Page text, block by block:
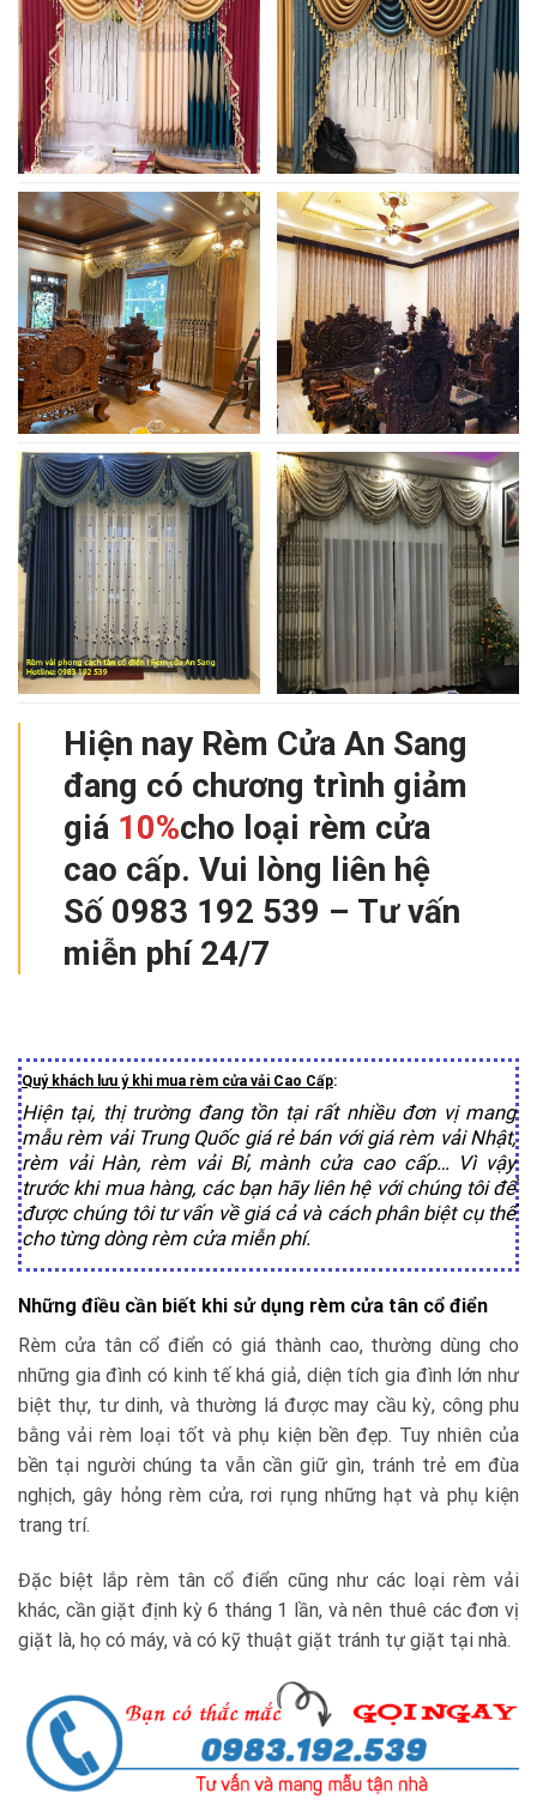
Hiện nay Rèm Cửa An Sang
đang có chương trình giảm
giá 10%cho loại rèm cửa
cao cấp. Vui lòng liên hệ
Số 0983 192 539 – Tư vấn
miễn phí 24/7
Quý khách lưu ý khi mua rèm cửa vải Cao Cấp:
Hiện tại, thị trường đang tồn tại rất nhiều đơn vị mang
mẫu rèm vải Trung Quốc giá rẻ bán với giá rèm vải Nhật,
rèm vải Hàn, rèm vải Bỉ, mành cửa cao cấp… Vì vậy
trước khi mua hàng, các bạn hãy liên hệ với chúng tôi để
được chúng tôi tư vấn về giá cả và cách phân biệt cụ thể
cho từng dòng rèm cửa miễn phí.
Những điều cần biết khi sử dụng rèm cửa tân cổ điển
Rèm cửa tân cổ điển có giá thành cao, thường dùng cho
những gia đình có kinh tế khá giả, diện tích gia đình lớn như
biệt thự, tư dinh, và thường lá được may cầu kỳ, công phu
bằng vải rèm loại tốt và phụ kiện bền đẹp. Tuy nhiên của
bền tại người chúng ta vẫn cần giữ gìn, tránh trẻ em đùa
nghịch, gây hỏng rèm cửa, rơi rụng những hạt và phụ kiện
trang trí.
Đặc biệt lắp rèm tân cổ điển cũng như các loại rèm vải
khác, cần giặt định kỳ 6 tháng 1 lần, và nên thuê các đơn vị
giặt là, họ có máy, và có kỹ thuật giặt tránh tự giặt tại nhà.